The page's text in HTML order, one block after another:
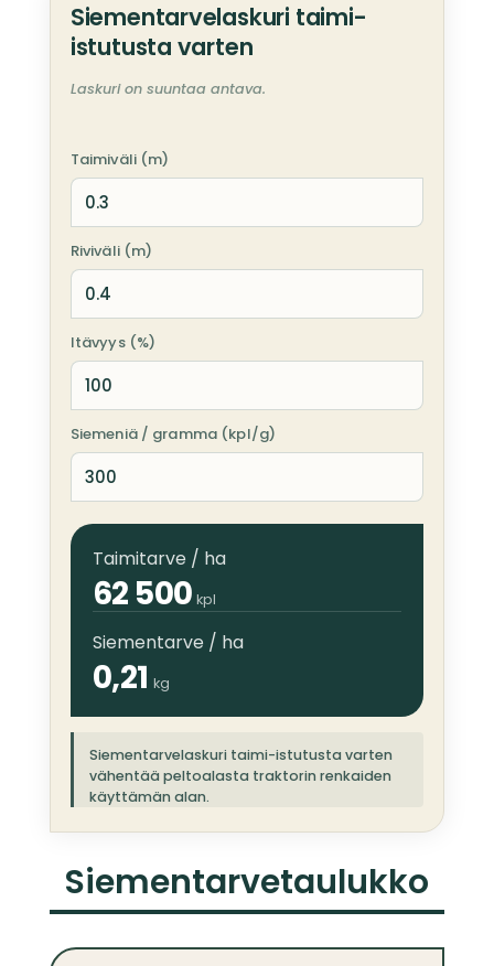
Siementarvelaskuri taimi-
istutusta varten
Laskuri on suuntaa antava.
Taimiväli (m)
Riviväli (m)
Itävyys (%)
Siemeniä / gramma (kpl/g)
Taimitarve / ha
62 500 kpl
Siementarve / ha
0,21 kg
Siementarvelaskuri taimi-istutusta varten
vähentää peltoalasta traktorin renkaiden
käyttämän alan.
Siementarve­taulukko